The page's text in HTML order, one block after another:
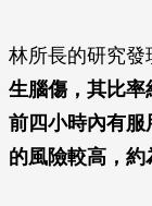
林所長的研究發
生腦傷，其比率
前四小時內有
的風險較高，約